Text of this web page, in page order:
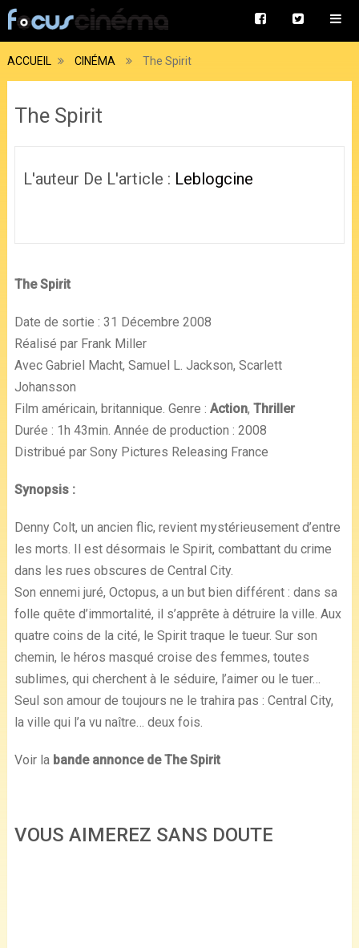
ACCUEIL CINÉMA The Spirit
The Spirit
L'auteur De L'article : Leblogcine
The Spirit
Date de sortie : 31 Décembre 2008
Réalisé par Frank Miller
Avec Gabriel Macht, Samuel L. Jackson, Scarlett
Johansson
Film américain, britannique. Genre : Action, Thriller
Durée : 1h 43min. Année de production : 2008
Distribué par Sony Pictures Releasing France
Synopsis :
Denny Colt, un ancien flic, revient mystérieusement d’entre
les morts. Il est désormais le Spirit, combattant du crime
dans les rues obscures de Central City.
Son ennemi juré, Octopus, a un but bien différent : dans sa
folle quête d’immortalité, il s’apprête à détruire la ville. Aux
quatre coins de la cité, le Spirit traque le tueur. Sur son
chemin, le héros masqué croise des femmes, toutes
sublimes, qui cherchent à le séduire, l’aimer ou le tuer…
Seul son amour de toujours ne le trahira pas : Central City,
la ville qui l’a vu naître… deux fois.
Voir la bande annonce de The Spirit
VOUS AIMEREZ SANS DOUTE